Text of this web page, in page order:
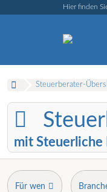
Hier finden
Steuerberater-
mit Steuerliche
Für wen